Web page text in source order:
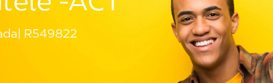
R549822